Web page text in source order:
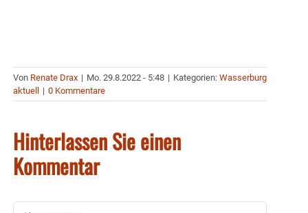
Von Renate Drax | Mo. 29.8.2022 - 5:48 | Kategorien: Wasserburg
aktuell
| 0 Kommentare
Hinterlassen Sie einen
Kommentar